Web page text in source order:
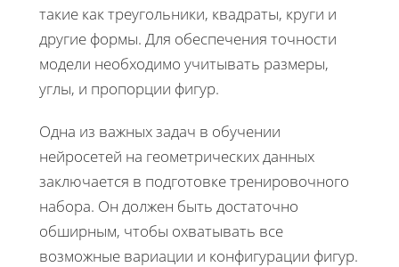
такие как треугольники, квадраты, круги и
другие формы. Для обеспечения точности
модели необходимо учитывать размеры,
углы, и пропорции фигур.
Одна из важных задач в обучении
нейросетей на геометрических данных
заключается в подготовке тренировочного
набора. Он должен быть достаточно
обширным, чтобы охватывать все
возможные вариации и конфигурации фигур.